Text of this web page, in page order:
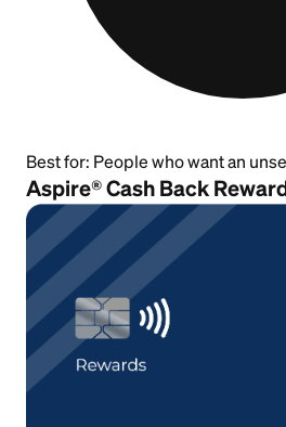
Best for: People who want an
Aspire® Cash Back